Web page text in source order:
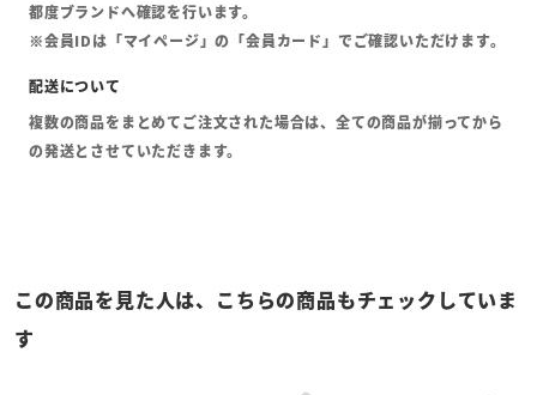
都度ブランドへ確認を行います。
※会員IDは「マイページ」の「会員カード」でご確認いただけます。
複数の商品をまとめてご注文された場合は、全ての商品が揃ってから
の発送とさせていただきます。
この商品を見た人は、こちらの商品もチェックしていま
す